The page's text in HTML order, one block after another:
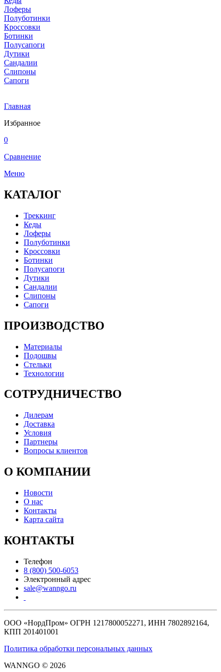
Лоферы
Полуботинки
Кроссовки
Ботинки
Полусапоги
Дутики
Сандалии
Слипоны
Сапоги
Главная
Избранное
0
Сравнение
Меню
КАТАЛОГ
Треккинг
Кеды
Лоферы
Полуботинки
Кроссовки
Ботинки
Полусапоги
Дутики
Сандалии
Слипоны
Сапоги
ПРОИЗВОДСТВО
Материалы
Подошвы
Стельки
Технологии
СОТРУДНИЧЕСТВО
Дилерам
Доставка
Условия
Партнеры
Вопросы клиентов
О КОМПАНИИ
Новости
О нас
Контакты
Карта сайта
КОНТАКТЫ
Телефон
8 (800) 500-6053
Электронный адрес
sale@wanngo.ru
ООО «НордПром» ОГРН 1217800052271, ИНН 7802892164,
КПП 201401001
Политика обработки персональных данных
WANNGO © 2026